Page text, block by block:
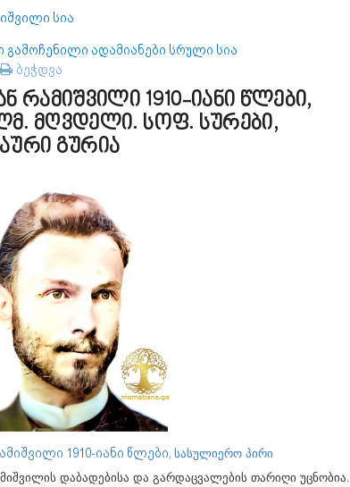
სია
გამოჩენილი ადამიანები სრული სია
ბეჭდვა
რამიშვილი 1910-იანი წლები,
მღვდელი. სოფ. სურები,
გურია
1910-იანი წლები, სასულიერო პირი
დაბადებისა და გარდაცვალების თარიღი უცნობია.